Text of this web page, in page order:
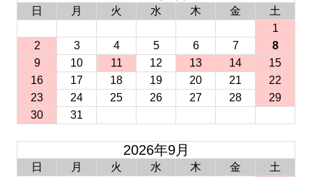
日 月 火 水 木 金
土
1
2
3 4 5 6 7
8
9
10 11 12 13 14
15
16
17 18 19 20 21
22
23
24 25 26 27 28
29
30
31
2026年9月
日 月 火 水 木 金
土